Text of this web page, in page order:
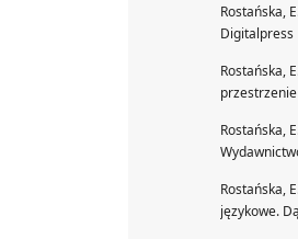
Rostańska,
Digitalpress
Rostańska,
Rostańska,
Rostańska,
językowe.